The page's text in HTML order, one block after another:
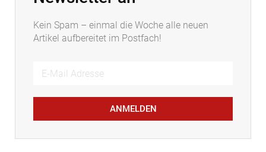
Kein Spam – einmal die Woche alle neuen
Artikel aufbereitet im Postfach!
ANMELDEN